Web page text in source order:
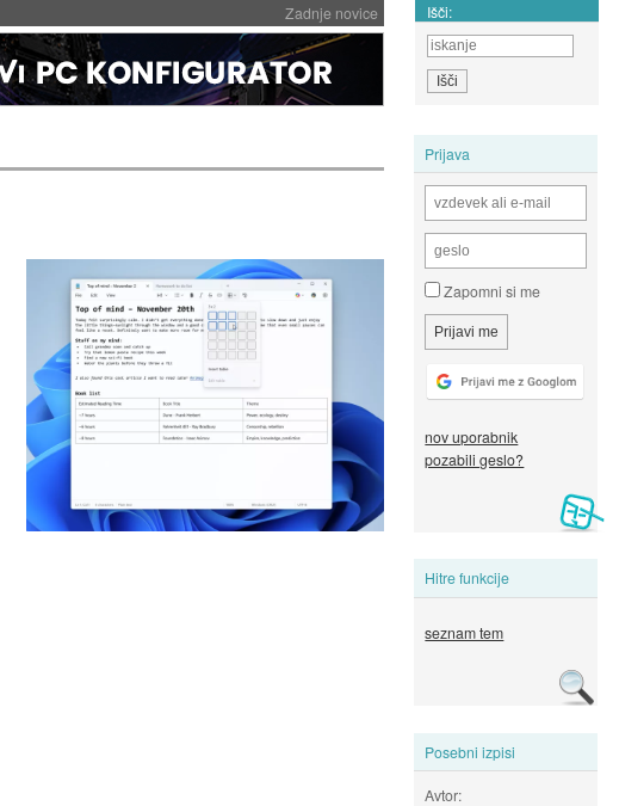
Zadnje novice Išči:
Prijava
Zapomni si me
nov uporabnik
pozabili geslo?
Hitre funkcije
seznam tem
Posebni izpisi
Avtor: